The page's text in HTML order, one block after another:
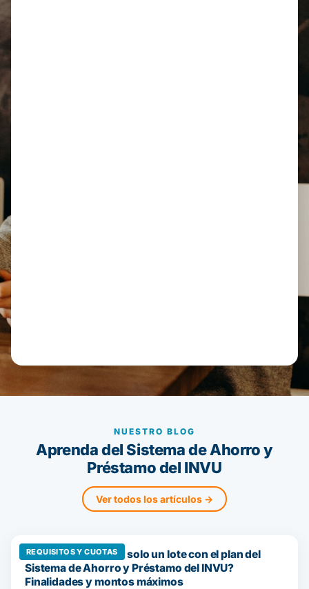
NUESTRO BLOG
Aprenda del Sistema de Ahorro y
Préstamo del INVU
Ver todos los artículos →
REQUISITOS Y CUOTAS
¿Se puede comprar solo un lote con el plan del
Sistema de Ahorro y Préstamo del INVU?
Finalidades y montos máximos